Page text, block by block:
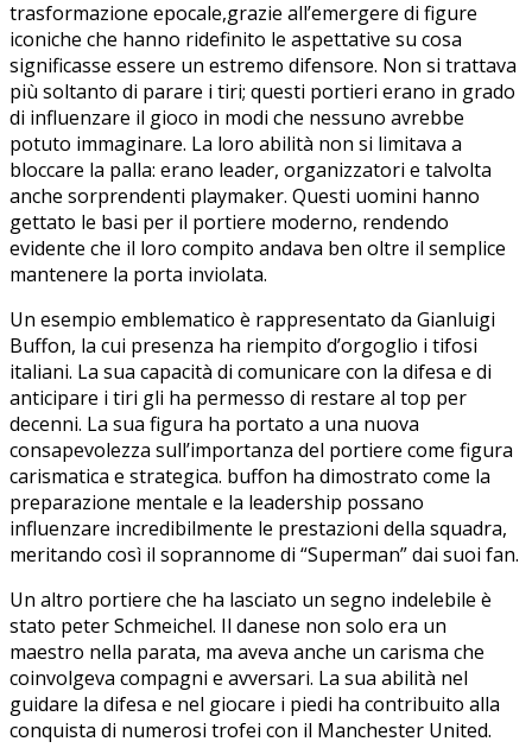
trasformazione epocale,grazie all’emergere di figure
iconiche che hanno ridefinito le aspettative su ⁢cosa
significasse essere un estremo difensore. Non si trattava
più‌ soltanto ‍di ​parare i tiri; questi portieri erano in grado
‌di influenzare il gioco in ⁣modi che nessuno avrebbe
potuto immaginare. La loro​ abilità non si‌ limitava a
bloccare la palla: erano leader, ⁣organizzatori e talvolta
anche sorprendenti playmaker. Questi uomini hanno
gettato le basi per il portiere moderno, rendendo
evidente che il loro compito andava ben oltre il semplice
mantenere la porta inviolata.
Un esempio emblematico‌ è rappresentato da Gianluigi‌
Buffon, la cui ⁢presenza ha riempito d’orgoglio i⁤ tifosi
italiani. La sua capacità⁣ di comunicare con la difesa e‌ di
anticipare i tiri gli ha permesso di restare al top per
decenni. La sua figura ha portato a una nuova
consapevolezza sull’importanza del portiere come figura
carismatica e strategica.‌ buffon ⁤ha⁢ dimostrato come‌ la
preparazione mentale e la leadership possano
influenzare incredibilmente⁢ le prestazioni⁣ della squadra,
meritando così il soprannome di “Superman” ⁣dai suoi fan.
Un altro portiere che ⁢ha‌ lasciato un segno indelebile è
stato peter Schmeichel. Il ⁣danese⁤ non solo​ era un
maestro nella parata, ma aveva anche un carisma che
coinvolgeva compagni e avversari. La sua abilità nel
guidare la difesa e nel giocare i piedi ⁣ha contribuito alla‍
conquista di numerosi trofei con il Manchester United.